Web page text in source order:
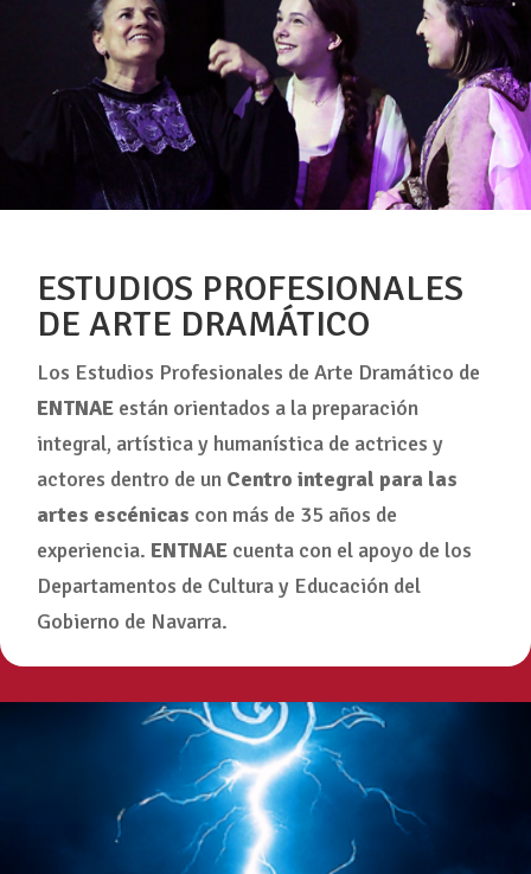
ESTUDIOS PROFESIONALES
DE ARTE DRAMÁTICO
Los Estudios Profesionales de Arte Dramático de
ENTNAE están orientados a la preparación
integral, artística y humanística de actrices y
actores dentro de un Centro integral para las
artes escénicas con más de 35 años de
experiencia. ENTNAE cuenta con el apoyo de los
Departamentos de Cultura y Educación del
Gobierno de Navarra.